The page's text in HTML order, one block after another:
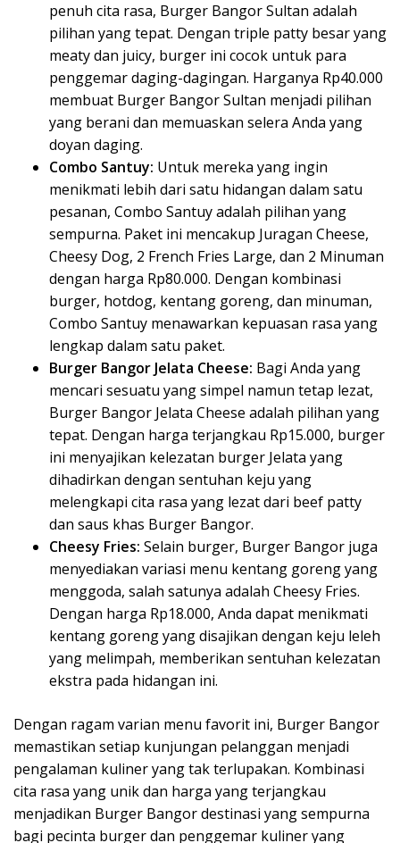
penuh cita rasa, Burger Bangor Sultan adalah
pilihan yang tepat. Dengan triple patty besar yang
meaty dan juicy, burger ini cocok untuk para
penggemar daging-dagingan. Harganya Rp40.000
membuat Burger Bangor Sultan menjadi pilihan
yang berani dan memuaskan selera Anda yang
doyan daging.
Combo Santuy: Untuk mereka yang ingin
menikmati lebih dari satu hidangan dalam satu
pesanan, Combo Santuy adalah pilihan yang
sempurna. Paket ini mencakup Juragan Cheese,
Cheesy Dog, 2 French Fries Large, dan 2 Minuman
dengan harga Rp80.000. Dengan kombinasi
burger, hotdog, kentang goreng, dan minuman,
Combo Santuy menawarkan kepuasan rasa yang
lengkap dalam satu paket.
Burger Bangor Jelata Cheese: Bagi Anda yang
mencari sesuatu yang simpel namun tetap lezat,
Burger Bangor Jelata Cheese adalah pilihan yang
tepat. Dengan harga terjangkau Rp15.000, burger
ini menyajikan kelezatan burger Jelata yang
dihadirkan dengan sentuhan keju yang
melengkapi cita rasa yang lezat dari beef patty
dan saus khas Burger Bangor.
Cheesy Fries: Selain burger, Burger Bangor juga
menyediakan variasi menu kentang goreng yang
menggoda, salah satunya adalah Cheesy Fries.
Dengan harga Rp18.000, Anda dapat menikmati
kentang goreng yang disajikan dengan keju leleh
yang melimpah, memberikan sentuhan kelezatan
ekstra pada hidangan ini.
Dengan ragam varian menu favorit ini, Burger Bangor
memastikan setiap kunjungan pelanggan menjadi
pengalaman kuliner yang tak terlupakan. Kombinasi
cita rasa yang unik dan harga yang terjangkau
menjadikan Burger Bangor destinasi yang sempurna
bagi pecinta burger dan penggemar kuliner yang